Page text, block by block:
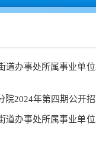
道办事处所属事业单
院2024年第四期公开
道办事处所属事业单